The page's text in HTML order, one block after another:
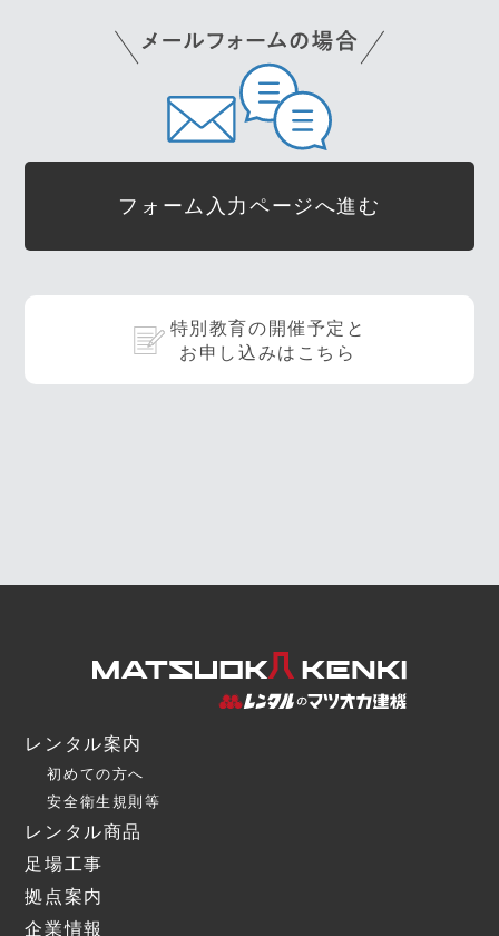
フォーム入力ページへ進む
特別教育の開催予定と
お申し込みはこちら
レンタル案内
初めての方へ
安全衛生規則等
レンタル商品
足場工事
拠点案内
企業情報